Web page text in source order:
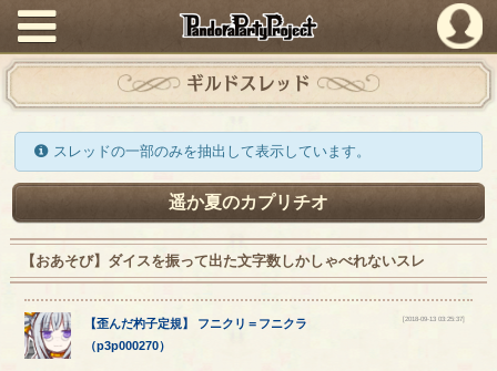
PandoraPartyProject
ギルドスレッド
スレッドの一部のみを抽出して表示しています。
遥か夏のカプリチオ
【おあそび】ダイスを振って出た文字数しかしゃべれないスレ
【歪んだ杓子定規】 フニクリ ＝ フニクラ
（p3p000270）
[2018-09-13 03:25:37]